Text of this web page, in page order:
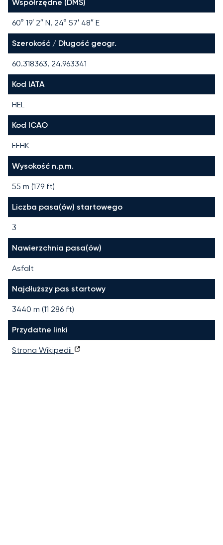
Współrzędne (DMS)
60° 19′ 2″ N, 24° 57′ 48″ E
Szerokość / Długość geogr.
60.318363, 24.963341
Kod IATA
HEL
Kod ICAO
EFHK
Wysokość n.p.m.
55 m (179 ft)
Liczba pasa(ów) startowego
3
Nawierzchnia pasa(ów)
Asfalt
Najdłuższy pas startowy
3440 m (11 286 ft)
Przydatne linki
Strona Wikipedii